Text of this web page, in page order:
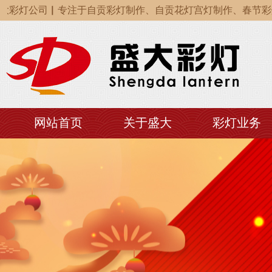
灯公司▏专注于自贡彩灯制作、自贡花灯宫灯制作、春节彩
灯公司▏专注于自贡彩灯制作、自贡花灯宫灯制作、春节彩
网站首页 关于盛大 彩灯业务